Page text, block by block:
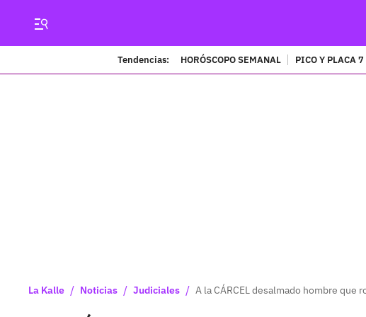
Tendencias: HORÓSCOPO SEMANAL PICO Y PLACA
La Kalle / Noticias / Judiciales / A la CÁRCEL desalmado hombre que